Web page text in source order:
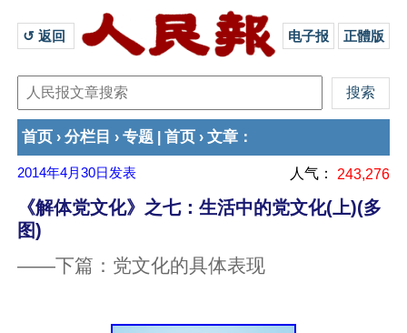
↺ 返回 电子报 正體版
首页 › 分栏目 › 专题 首页 › 文章 ：
2014年4月30日 发表 人气： 243,276
《解体党文化》之七：生活中的党文化(上)(多
图)
——下篇：党文化的具体表现